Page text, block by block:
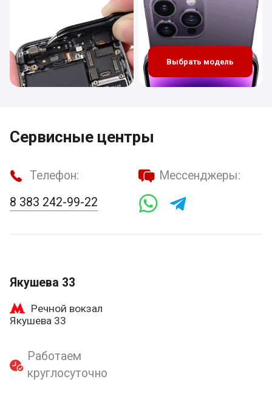
Выбрать модель
Сервисные центры
Телефон:
8 383 242-99-22
Мессенджеры:
Якушева 33
Речной вокзал
Якушева 33
Работаем
круглосуточно